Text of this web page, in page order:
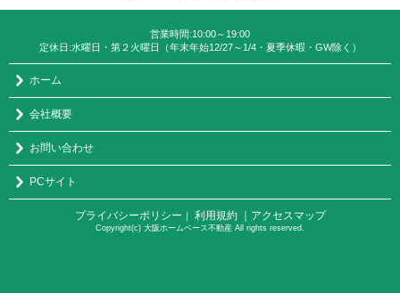
営業時間:10:00～19:00
定休日:水曜日・第２火曜日（年末年始12/27～1/4・夏季休暇・GW除く）
ホーム
会社概要
お問い合わせ
PCサイト
プライバシーポリシー ｜ 利用規約 ｜アクセスマップ
Copyright(c) 大阪ホームベース不動産 All rights reserved.